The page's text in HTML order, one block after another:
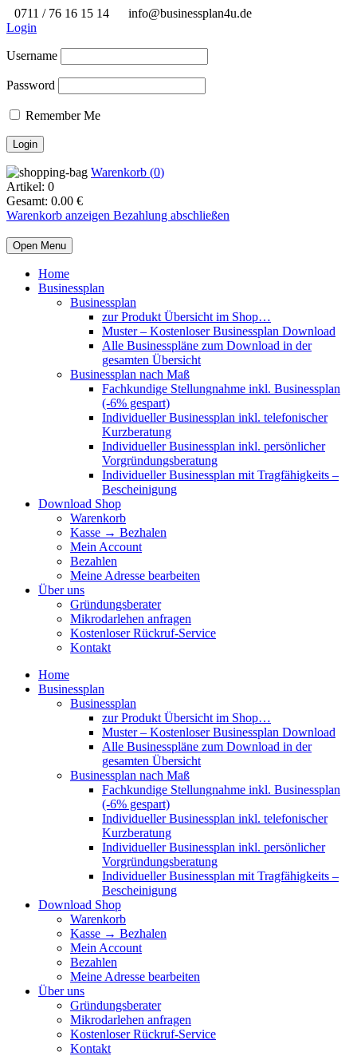
0711 / 76 16 15 14
info@businessplan4u.de
Login
Username
Password
Remember Me
Warenkorb (0)
Artikel: 0
Gesamt: 0.00 €
Warenkorb anzeigen Bezahlung abschließen
Open Menu
Home
Businessplan
Businessplan
zur Produkt Übersicht im Shop…
Muster – Kostenloser Businessplan Download
Alle Businesspläne zum Download in der
gesamten Übersicht
Businessplan nach Maß
Fachkundige Stellungnahme inkl. Businessplan
(-6% gespart)
Individueller Businessplan inkl. telefonischer
Kurzberatung
Individueller Businessplan inkl. persönlicher
Vorgründungsberatung
Individueller Businessplan mit Tragfähigkeits –
Bescheinigung
Download Shop
Warenkorb
Kasse → Bezhalen
Mein Account
Bezahlen
Meine Adresse bearbeiten
Über uns
Gründungsberater
Mikrodarlehen anfragen
Kostenloser Rückruf-Service
Kontakt
Home
Businessplan
Businessplan
zur Produkt Übersicht im Shop…
Muster – Kostenloser Businessplan Download
Alle Businesspläne zum Download in der
gesamten Übersicht
Businessplan nach Maß
Fachkundige Stellungnahme inkl. Businessplan
(-6% gespart)
Individueller Businessplan inkl. telefonischer
Kurzberatung
Individueller Businessplan inkl. persönlicher
Vorgründungsberatung
Individueller Businessplan mit Tragfähigkeits –
Bescheinigung
Download Shop
Warenkorb
Kasse → Bezhalen
Mein Account
Bezahlen
Meine Adresse bearbeiten
Über uns
Gründungsberater
Mikrodarlehen anfragen
Kostenloser Rückruf-Service
Kontakt